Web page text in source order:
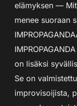
elämyksen —
menee suoraan
on lisäksi
Se on
improvisoijista,